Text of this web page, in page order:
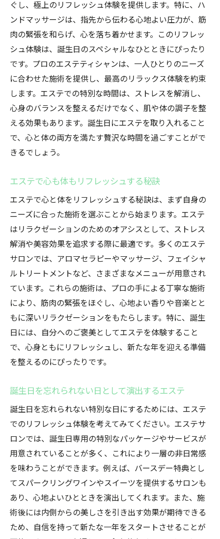
ぐし、極上のリフレッシュ体験を提供します。特に、ハ
ンドマッサージは、指先から伝わる心地よい圧力が、筋
肉の緊張を和らげ、心を落ち着かせます。このリフレッ
シュ体験は、誕生日のスペシャルなひとときにぴったり
です。プロのエステティシャンは、一人ひとりのニーズ
に合わせた施術を提供し、最高のリラックス体験を約束
します。エステでの特別な時間は、ストレスを解消し、
心身のバランスを整えるだけでなく、肌や体の調子を整
える効果もあります。誕生日にエステを取り入れること
で、心と体の両方を満たす贅沢な時間を過ごすことがで
きるでしょう。
エステで心も体もリフレッシュする秘訣
エステで心と体をリフレッシュする秘訣は、まず自身の
ニーズに合った施術を選ぶことから始まります。エステ
はリラクゼーションのためのオアシスとして、ストレス
解消や美容効果を追求する際に最適です。多くのエステ
サロンでは、アロマセラピーやマッサージ、フェイシャ
ルトリートメントなど、さまざまなメニューが用意され
ています。これらの施術は、プロの手による丁寧な施術
により、筋肉の緊張をほぐし、心地よい香りや音楽とと
もに深いリラクゼーションをもたらします。特に、誕生
日には、自分へのご褒美としてエステを体験すること
で、心身ともにリフレッシュし、新たな年を迎える準備
を整えるのにぴったりです。
誕生日を忘れられない日として演出するエステ
誕生日を忘れられない特別な日にするためには、エステ
でのリフレッシュ体験を考えてみてください。エステサ
ロンでは、誕生日専用の特別なパッケージやサービスが
用意されていることが多く、これにより一層の非日常感
を味わうことができます。例えば、バースデー特典とし
てスパークリングワインやスイーツを提供するサロンも
あり、心地よいひとときを演出してくれます。また、施
術後には内側からの美しさを引き出す効果が期待できる
ため、自信を持って新たな一年をスタートさせることが